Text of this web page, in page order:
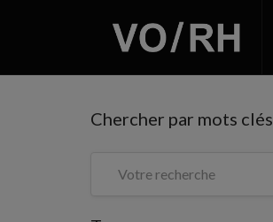
Chercher par mots clés